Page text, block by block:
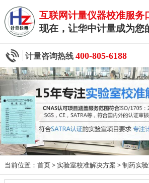
互联网计量仪器校准服务
现在，让华中计量成为您
计量咨询热线 400-805-6188
当前位置： 首页> 实验室校准解决方案 > 制药实